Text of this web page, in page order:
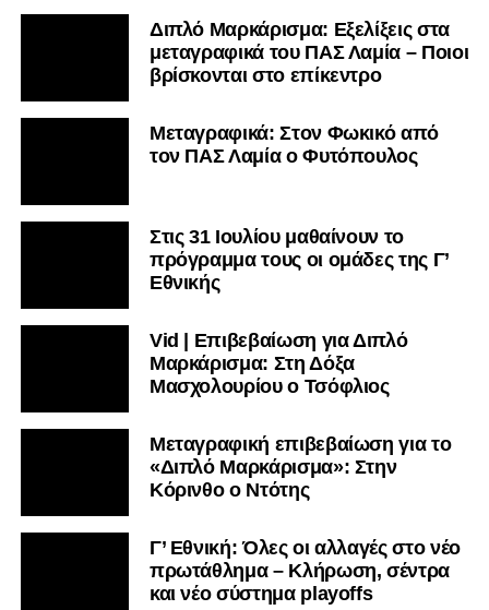
Διπλό Μαρκάρισμα: Εξελίξεις στα
μεταγραφικά του ΠΑΣ Λαμία – Ποιοι
βρίσκονται στο επίκεντρο
Μεταγραφικά: Στον Φωκικό από
τον ΠΑΣ Λαμία ο Φυτόπουλος
Στις 31 Ιουλίου μαθαίνουν το
πρόγραμμα τους οι ομάδες της Γ’
Εθνικής
Vid | Επιβεβαίωση για Διπλό
Μαρκάρισμα: Στη Δόξα
Μασχολουρίου ο Τσόφλιος
Μεταγραφική επιβεβαίωση για το
«Διπλό Μαρκάρισμα»: Στην
Κόρινθο ο Ντότης
Γ’ Εθνική: Όλες οι αλλαγές στο νέο
πρωτάθλημα – Κλήρωση, σέντρα
και νέο σύστημα playoffs